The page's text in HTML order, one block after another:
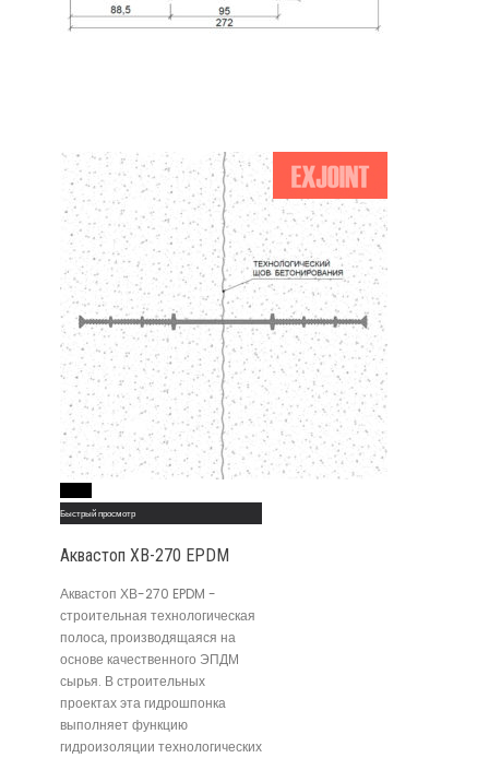
Быстрый просмотр
Аквастоп ХВ-270 EPDM
Аквастоп ХВ-270 EPDM -
строительная технологическая
полоса, производящаяся на
основе качественного ЭПДМ
сырья. В строительных
проектах эта гидрошпонка
выполняет функцию
гидроизоляции технологических